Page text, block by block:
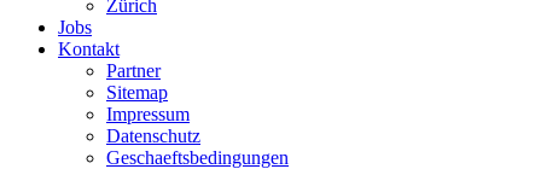
Zürich
Jobs
Kontakt
Partner
Sitemap
Impressum
Datenschutz
Geschaeftsbedingungen